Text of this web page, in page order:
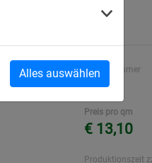
Alles auswählenArtikelnummer
712
Preis pro qm
€ 13,10
Produktionszeit